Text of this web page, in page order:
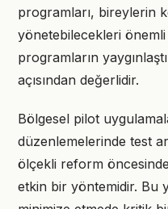
programları, bireylerin
yönetebilecekleri
programların
açısından değerlidir.
Bölgesel pilot
düzenlemelerinde test
ölçekli reform
etkin bir yöntemidir. Bu